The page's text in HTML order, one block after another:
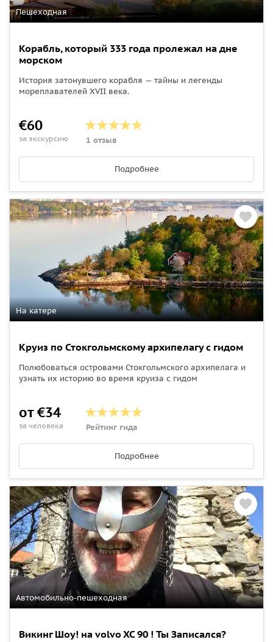
Пешеходная
Корабль, который 333 года пролежал на дне
морском
История затонувшего корабля — тайны и легенды
мореплавателей XVII века.
€60
за экскурсию 1 отзыв
Подробнее
На катере
Круиз по Стокгольмскому архипелагу с гидом
Полюбоваться островами Стокгольмского архипелага и
узнать их историю во время круиза с гидом
от €34
за человека Рейтинг гида
Подробнее
Автомобильно-пешеходная
Викинг Шоу! на volvo XC 90 ! Ты Записался?